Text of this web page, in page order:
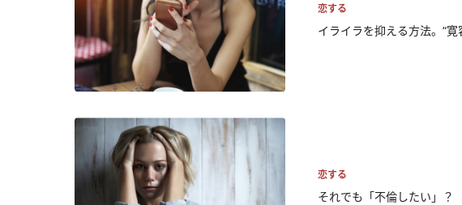
恋する
イライラを抑える方法。“
恋する
それでも「不倫したい」